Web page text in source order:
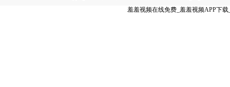
羞羞视频在线免费_羞羞视频APP下